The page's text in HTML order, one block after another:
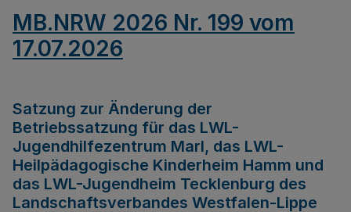
MB.NRW 2026 Nr. 199 vom
17.07.2026
Satzung zur Änderung der
Betriebssatzung für das LWL-
Jugendhilfezentrum Marl, das LWL-
Heilpädagogische Kinderheim Hamm und
das LWL-Jugendheim Tecklenburg des
Landschaftsverbandes Westfalen-Lippe